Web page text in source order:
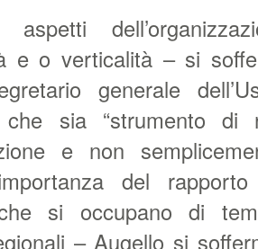
e o verticalità – si
generale
che sia “strumento di
e non
del
si occupano di
– Augello si